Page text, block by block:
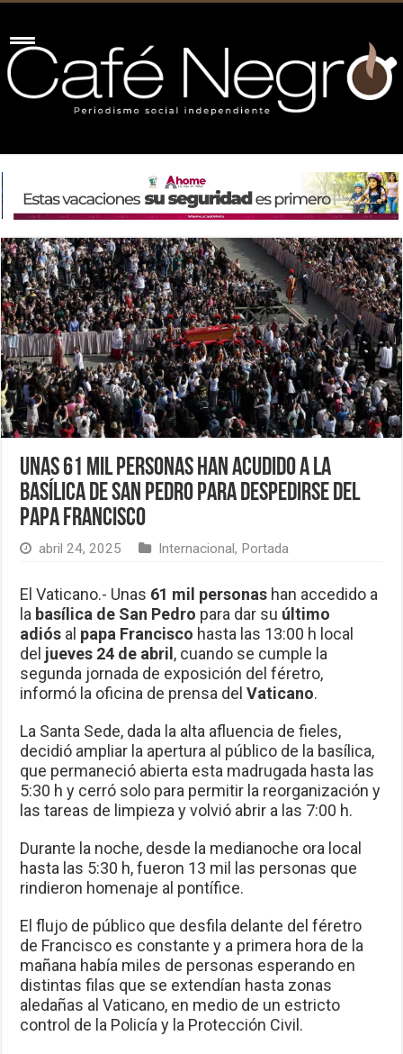
Unas 61 mil personas han acudido a la
basílica de San Pedro para despedirse del
papa Francisco
abril 24, 2025 Internacional, Portada
El Vaticano.- Unas 61 mil personas han accedido a
la basílica de San Pedro para dar su último
adiós al papa Francisco hasta las 13:00 h local
del jueves 24 de abril , cuando se cumple la
segunda jornada de exposición del féretro,
informó la oficina de prensa delVaticano.
La Santa Sede, dada la alta afluencia de fieles,
decidió ampliar la apertura al público de la basílica,
que permaneció abierta esta madrugada hasta las
5:30 h y cerró solo para permitir la reorganización y
las tareas de limpieza y volvió abrir a las 7:00 h.
Durante la noche, desde la medianoche ora local
hasta las 5:30 h, fueron 13 mil las personas que
rindieron homenaje al pontífice.
El flujo de público que desfila delante del féretro
de Francisco es constante y a primera hora de la
mañana había miles de personas esperando en
distintas filas que se extendían hasta zonas
aledañas al Vaticano, en medio de un estricto
control de la Policía y la Protección Civil.